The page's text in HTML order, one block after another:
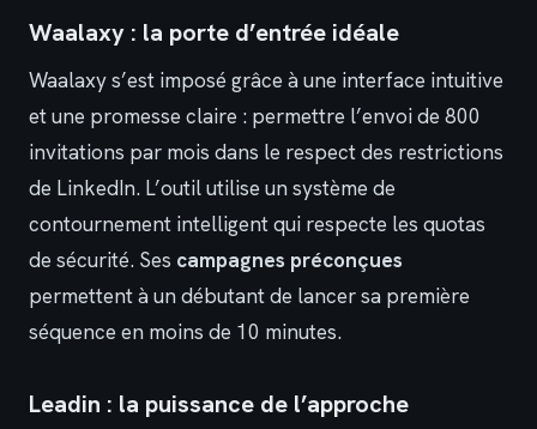
Waalaxy : la porte d’entrée idéale
Waalaxy s’est imposé grâce à une interface intuitive
et une promesse claire : permettre l’envoi de 800
invitations par mois dans le respect des restrictions
de LinkedIn. L’outil utilise un système de
contournement intelligent qui respecte les quotas
de sécurité. Ses campagnes préconçues
permettent à un débutant de lancer sa première
séquence en moins de 10 minutes.
Leadin : la puissance de l’approche